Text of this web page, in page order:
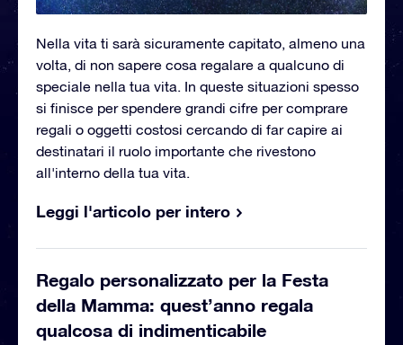
Nella vita ti sarà sicuramente capitato, almeno una
volta, di non sapere cosa regalare a qualcuno di
speciale nella tua vita. In queste situazioni spesso
si finisce per spendere grandi cifre per comprare
regali o oggetti costosi cercando di far capire ai
destinatari il ruolo importante che rivestono
all'interno della tua vita.
Leggi l'articolo per intero
Regalo personalizzato per la Festa
della Mamma: quest’anno regala
qualcosa di indimenticabile